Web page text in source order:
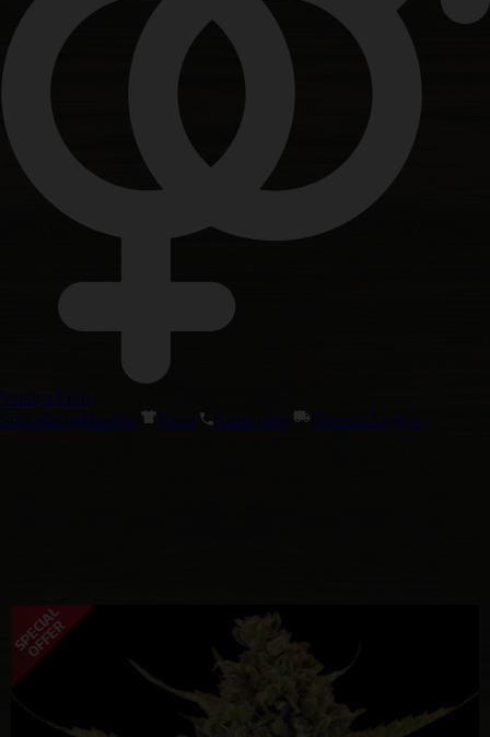
Vanliga Frön
Specialerbjudanden
Varor Kundtjänst Grossist Logg in